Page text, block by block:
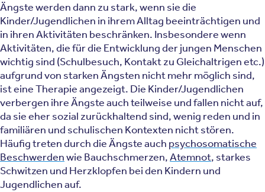
Ängste werden dann zu stark, wenn sie die
Kinder/Jugendlichen in ihrem Alltag beeinträchtigen und
in ihren Aktivitäten beschränken. Insbesondere wenn
Aktivitäten, die für die Entwicklung der jungen Menschen
wichtig sind (Schulbesuch, Kontakt zu Gleichaltrigen etc.)
aufgrund von starken Ängsten nicht mehr möglich sind,
ist eine Therapie angezeigt. Die Kinder/Jugendlichen
verbergen ihre Ängste auch teilweise und fallen nicht auf,
da sie eher sozial zurückhaltend sind, wenig reden und in
familiären und schulischen Kontexten nicht stören.
Häufig treten durch die Ängste auch psychosomatische
Beschwerdenwie Bauchschmerzen,Atemnot, starkes
Schwitzen und Herzklopfen bei den Kindern und
Jugendlichen auf.